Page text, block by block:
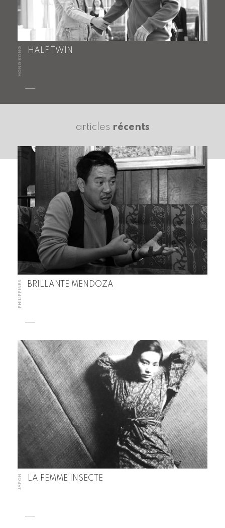
HONG KONG HALF TWIN
articles récents
PHILIPPINES BRILLANTE MENDOZA
JAPON LA FEMME INSECTE